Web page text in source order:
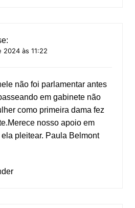
2024 às 11:22
não foi parlamentar antes
em gabinete não
como primeira dama fez
nosso apoio em
pleitear. Paula Belmont